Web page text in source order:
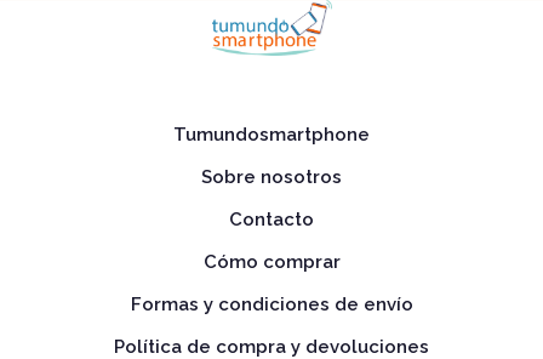
Tumundosmartphone
Sobre nosotros
Contacto
Cómo comprar
Formas y condiciones de envío
Política de compra y devoluciones